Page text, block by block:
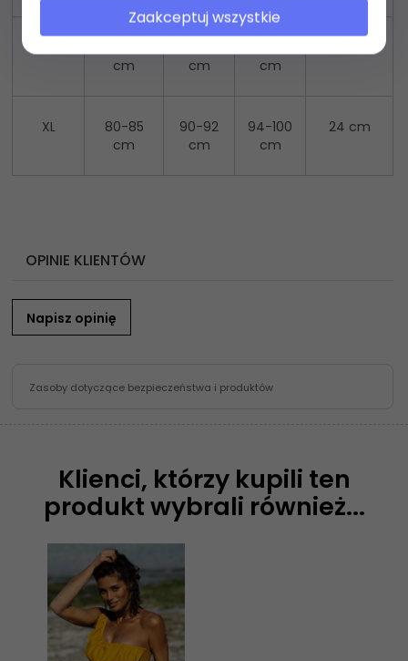
cm
cm
cm
XL
80-85
cm
90-92
cm
94-100
cm
24 cm
OPINIE KLIENTÓW
Napisz opinię
Zasoby dotyczące bezpieczeństwa i produktów
Klienci, którzy kupili ten
produkt wybrali również...
Zaakceptuj wszystkie